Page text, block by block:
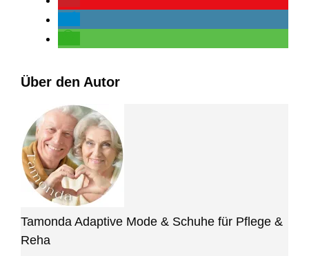
Über den Autor
Tamonda Adaptive Mode & Schuhe für Pflege &
Reha